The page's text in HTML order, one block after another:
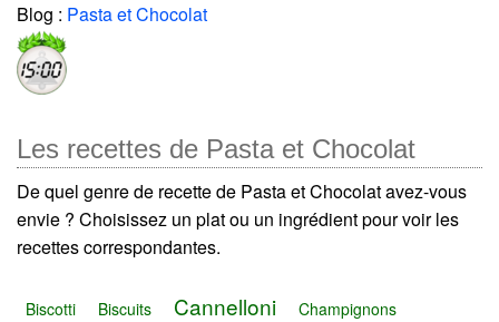
Blog : Pasta et Chocolat
Les recettes de Pasta et Chocolat
De quel genre de recette de Pasta et Chocolat avez-vous
envie ? Choisissez un plat ou un ingrédient pour voir les
recettes correspondantes.
Biscotti Biscuits Cannelloni Champignons